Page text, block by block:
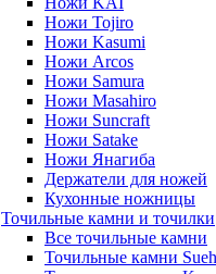
Ножи Tojiro
Ножи Kasumi
Ножи Arcos
Ножи Samura
Ножи Masahiro
Ножи Suncraft
Ножи Satake
Ножи Янагиба
Держатели для ножей
Кухонные ножницы
Точильные камни и точилки
Все точильные камни
Точильные камни